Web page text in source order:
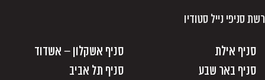
רשת סניפי נייל סטודיו
סניף אילת
סניף אשקלון – אשדוד
סניף באר שבע
סניף תל אביב